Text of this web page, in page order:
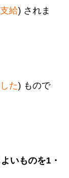
支給) されま
た) もので
いものを1・